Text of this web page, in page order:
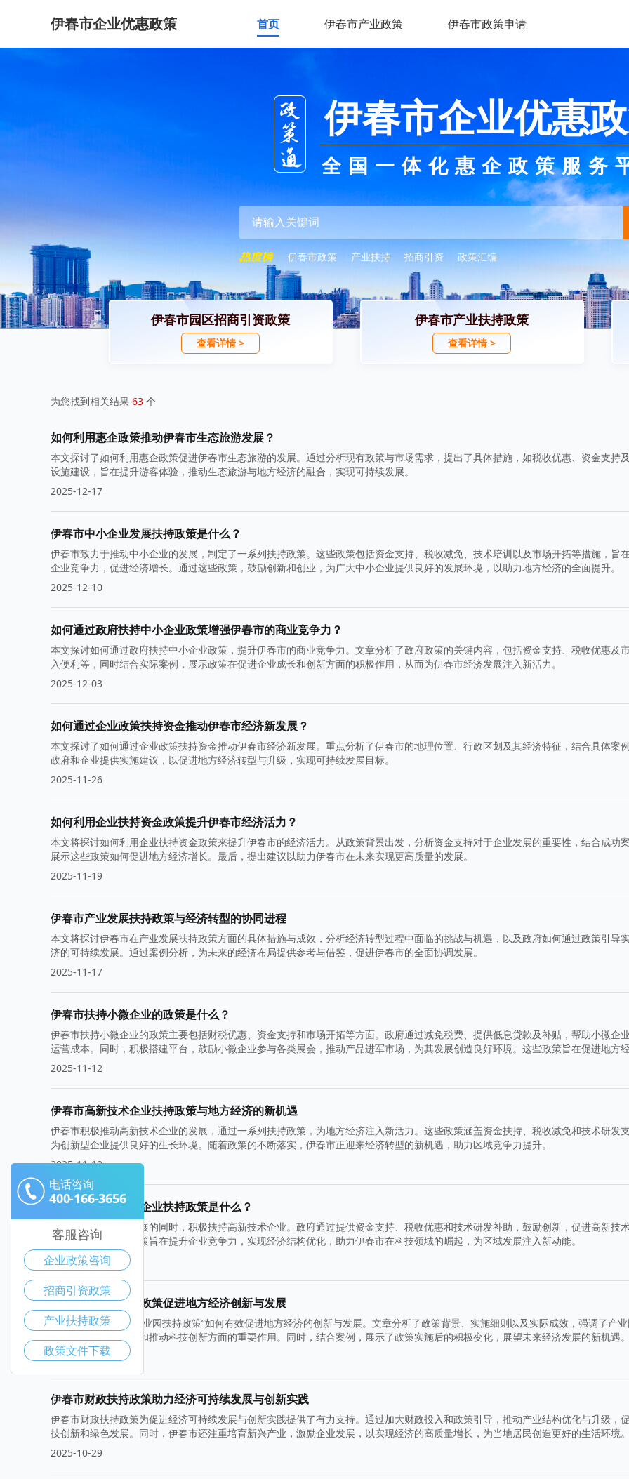
伊春市企业优惠政策 首页 伊春市产业政策 伊春市政策申请
伊春市企业优惠
全国一体化惠企政策服务
伊春市政策 产业扶持 招商引资 政策汇编
伊春市园区招商引资政策
查看详情 >
伊春市产业扶持政策
查看详情 >
为您找到相关结果 63 个
如何利用惠企政策推动伊春市生态旅游发展？
本文探讨了如何利用惠企政策促进伊春市生态旅游的发展。通过分析现有政策与市场需求，提出了具体措施，如税收优惠、资金支持
设施建设，旨在提升游客体验，推动生态旅游与地方经济的融合，实现可持续发展。
2025-12-17
伊春市中小企业发展扶持政策是什么？
伊春市致力于推动中小企业的发展，制定了一系列扶持政策。这些政策包括资金支持、税收减免、技术培训以及市场开拓等措施，旨
企业竞争力，促进经济增长。通过这些政策，鼓励创新和创业，为广大中小企业提供良好的发展环境，以助力地方经济的全面提升。
2025-12-10
如何通过政府扶持中小企业政策增强伊春市的商业竞争力？
本文探讨如何通过政府扶持中小企业政策，提升伊春市的商业竞争力。文章分析了政府政策的关键内容，包括资金支持、税收优惠及
入便利等，同时结合实际案例，展示政策在促进企业成长和创新方面的积极作用，从而为伊春市经济发展注入新活力。
2025-12-03
如何通过企业政策扶持资金推动伊春市经济新发展？
本文探讨了如何通过企业政策扶持资金推动伊春市经济新发展。重点分析了伊春市的地理位置、行政区划及其经济特征，结合具体案
政府和企业提供实施建议，以促进地方经济转型与升级，实现可持续发展目标。
2025-11-26
如何利用企业扶持资金政策提升伊春市经济活力？
本文将探讨如何利用企业扶持资金政策来提升伊春市的经济活力。从政策背景出发，分析资金支持对于企业发展的重要性，结合成功案
展示这些政策如何促进地方经济增长。最后，提出建议以助力伊春市在未来实现更高质量的发展。
2025-11-19
伊春市产业发展扶持政策与经济转型的协同进程
本文将探讨伊春市在产业发展扶持政策方面的具体措施与成效，分析经济转型过程中面临的挑战与机遇，以及政府如何通过政策引导
济的可持续发展。通过案例分析，为未来的经济布局提供参考与借鉴，促进伊春市的全面协调发展。
2025-11-17
伊春市扶持小微企业的政策是什么？
伊春市扶持小微企业的政策主要包括财税优惠、资金支持和市场开拓等方面。政府通过减免税费、提供低息贷款及补贴，帮助小微企
运营成本。同时，积极搭建平台，鼓励小微企业参与各类展会，推动产品进军市场，为其发展创造良好环境。这些政策旨在促进地方
多元化发展。
2025-11-12
伊春市高新技术企业扶持政策与地方经济的新机遇
伊春市积极推动高新技术企业的发展，通过一系列扶持政策，为地方经济注入新活力。这些政策涵盖资金扶持、税收减免和技术研发支
为创新型企业提供良好的生长环境。随着政策的不断落实，伊春市正迎来经济转型的新机遇，助力区域竞争力提升。
2025-11-10
伊春市的高新技术企业扶持政策是什么？
伊春市在推动经济发展的同时，积极扶持高新技术企业。政府通过提供资金支持、税收优惠和技术研发补助，鼓励创新，促进高新技
的蓬勃发展。这些政策旨在提升企业竞争力，实现经济结构优化，助力伊春市在科技领域的崛起，为区域发展注入新动能。
2025-11-05
伊春市产业园扶持政策促进地方经济创新与发展
本文探讨了“伊春市产业园扶持政策”如何有效促进地方经济的创新与发展。文章分析了政策背景、实施细则以及实际成效，强调了产
吸引投资、促进就业和推动科技创新方面的重要作用。同时，结合案例，展示了政策实施后的积极变化，展望未来经济发展的新机遇。
2025-11-03
伊春市财政扶持政策助力经济可持续发展与创新实践
伊春市财政扶持政策为促进经济可持续发展与创新实践提供了有力支持。通过加大财政投入和政策引导，推动产业结构优化与升级，
技创新和绿色发展。同时，伊春市还注重培育新兴产业，激励企业发展，以实现经济的高质量增长，为当地居民创造更好的生活环境。
2025-10-29
电话咨询
400-166-3656
客服咨询
企业政策咨询
招商引资政策
产业扶持政策
政策文件下载